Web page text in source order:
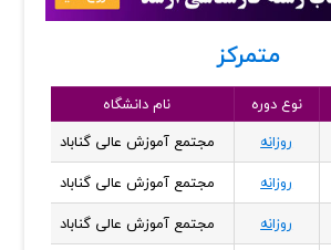
متمرکز
نوع دوره نام دانشگاه
روزانه مجتمع آموزش عالی گناباد
روزانه مجتمع آموزش عالی گناباد
روزانه مجتمع آموزش عالی گناباد